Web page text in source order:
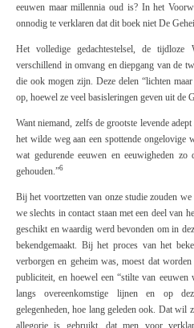
eeuwen maar millennia oud is? In het
onnodig te verklaren dat dit boek niet De
Het volledige gedachtestelsel, de
verschillend in omvang en diepgang van de
die ook mogen zijn. Deze delen “lichten
op, hoewel ze veel basisleringen geven uit de
Want niemand, zelfs de grootste levende
het wilde weg aan een spottende ongelovige
wat gedurende eeuwen en eeuwigheden
gehouden.”6
Bij het voortzetten van onze studie zouden
we slechts in contact staan met een deel van
geschikt en waardig werd bevonden om in
bekendgemaakt. Bij het proces van het
verborgen en geheim was, moest dat
publiciteit, en hoewel een “stilte van
langs overeenkomstige lijnen en op
gelegenheden, hoe lang geleden ook. Dat wil
allegorie is gebruikt, dat men voor